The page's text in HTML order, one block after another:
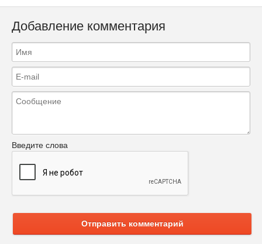
Добавление комментария
Введите слова
Отправить комментарий